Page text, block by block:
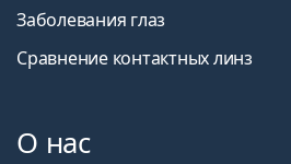
Заболевания глаз
Сравнение контактных линз
О нас